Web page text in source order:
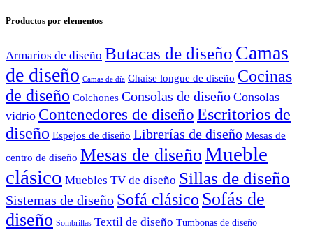
Productos por elementos
Armarios de diseño Butacas de diseño Camas
de diseño Camas de día Chaise longue de diseño Cocinas
de diseño Colchones Consolas de diseño Consolas
vidrio Contenedores de diseño Escritorios de
diseño Espejos de diseño Librerías de diseño Mesas de
centro de diseño Mesas de diseñoMueble
clásico Muebles TV de diseño Sillas de diseño
Sistemas de diseño Sofá clásico Sofás de
diseño Sombrillas Textil de diseño Tumbonas de diseño